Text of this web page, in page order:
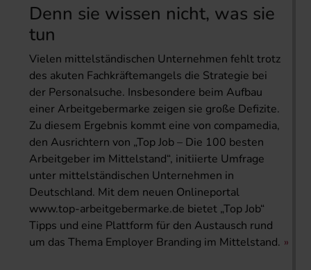
Denn sie wissen nicht, was sie
tun
Vielen mittelständischen Unternehmen fehlt trotz
des akuten Fachkräftemangels die Strategie bei
der Personalsuche. Insbesondere beim Aufbau
einer Arbeitgebermarke zeigen sie große Defizite.
Zu diesem Ergebnis kommt eine von compamedia,
den Ausrichtern von „Top Job – Die 100 besten
Arbeitgeber im Mittelstand“, initiierte Umfrage
unter mittelständischen Unternehmen in
Deutschland. Mit dem neuen Onlineportal
www.top-arbeitgebermarke.de bietet „Top Job“
Tipps und eine Plattform für den Austausch rund
um das Thema Employer Branding im Mittelstand.